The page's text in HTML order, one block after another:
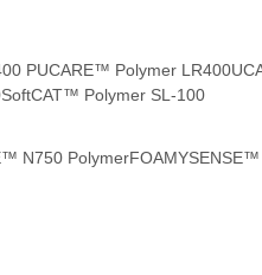
PUCARE™ Polymer LR400
SoftCAT™ Polymer SL-100
N750 Polymer